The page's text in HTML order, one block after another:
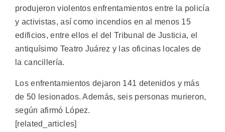
produjeron violentos enfrentamientos entre la policía
y activistas, así como incendios en al menos 15
edificios, entre ellos el del Tribunal de Justicia, el
antiquísimo Teatro Juárez y las oficinas locales de
la cancillería.
Los enfrentamientos dejaron 141 detenidos y más
de 50 lesionados. Además, seis personas murieron,
según afirmó López.
[related_articles]